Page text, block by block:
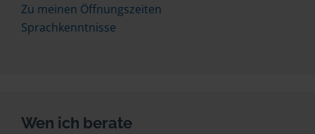
Zu meinen Öffnungszeiten
Sprachkenntnisse
Wen ich berate